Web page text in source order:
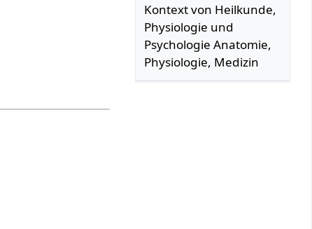
Kontext von Heilkunde,
Physiologie und
Psychologie Anatomie,
Physiologie, Medizin